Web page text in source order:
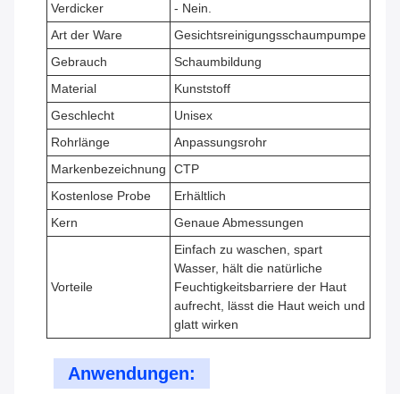
Verdicker
- Nein.
Art der Ware
Gesichtsreinigungsschaumpumpe
Gebrauch
Schaumbildung
Material
Kunststoff
Geschlecht
Unisex
Rohrlänge
Anpassungsrohr
Markenbezeichnung
CTP
Kostenlose Probe
Erhältlich
Kern
Genaue Abmessungen
Vorteile
Einfach zu waschen, spart
Wasser, hält die natürliche
Feuchtigkeitsbarriere der Haut
aufrecht, lässt die Haut weich und
glatt wirken
Anwendungen: